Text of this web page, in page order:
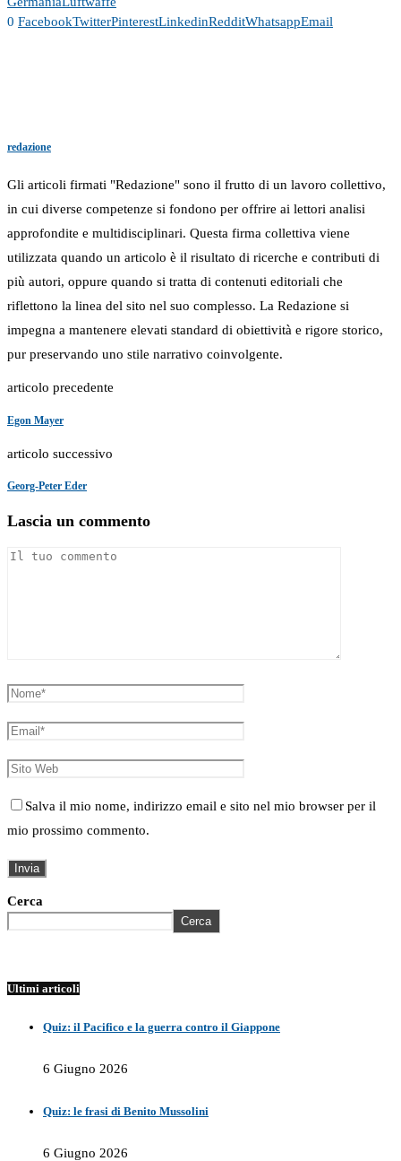
0 FacebookTwitterPinterestLinkedinRedditWhatsappEmail
redazione
Gli articoli firmati "Redazione" sono il frutto di un lavoro collettivo,
in cui diverse competenze si fondono per offrire ai lettori analisi
approfondite e multidisciplinari. Questa firma collettiva viene
utilizzata quando un articolo è il risultato di ricerche e contributi di
più autori, oppure quando si tratta di contenuti editoriali che
riflettono la linea del sito nel suo complesso. La Redazione si
impegna a mantenere elevati standard di obiettività e rigore storico,
pur preservando uno stile narrativo coinvolgente.
articolo precedente
Egon Mayer
articolo successivo
Georg-Peter Eder
Lascia un commento
Salva il mio nome, indirizzo email e sito nel mio browser per il
mio prossimo commento.
Cerca
Cerca
Ultimi articoli
Quiz: il Pacifico e la guerra contro il Giappone
6 Giugno 2026
Quiz: le frasi di Benito Mussolini
6 Giugno 2026